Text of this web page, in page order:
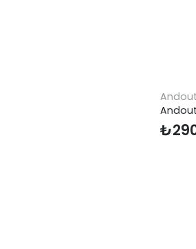
Andoutdoor Kauçuk Buz Kramponu M 36